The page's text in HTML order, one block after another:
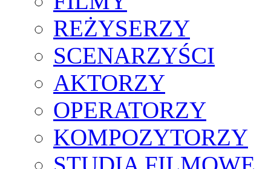
REŻYSERZY
SCENARZYŚCI
AKTORZY
OPERATORZY
KOMPOZYTORZY